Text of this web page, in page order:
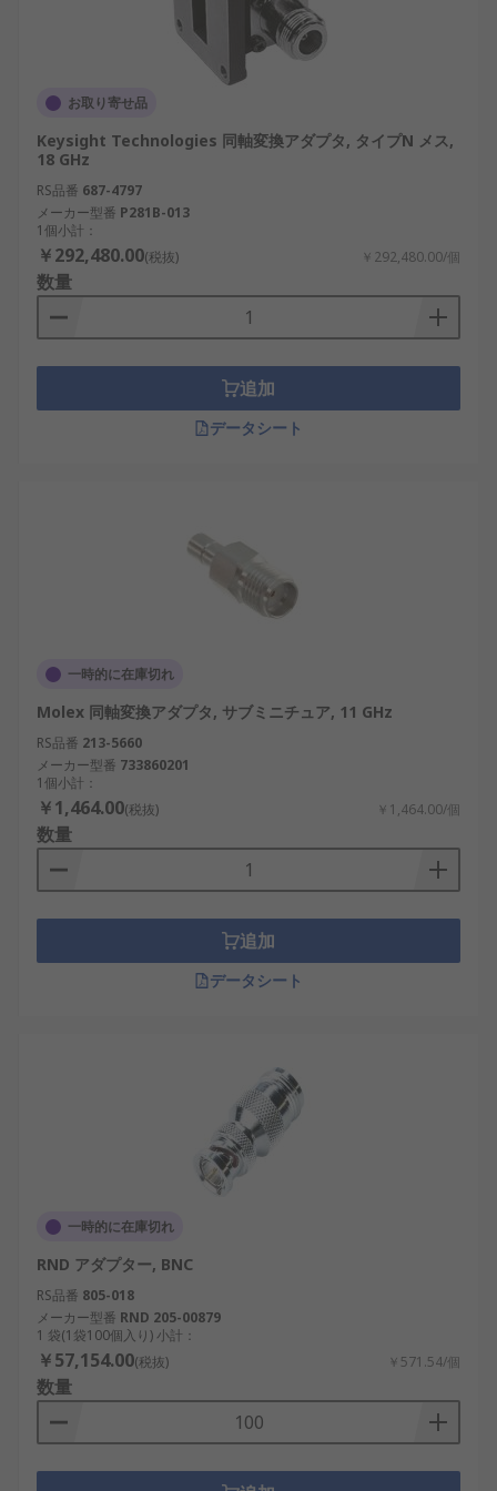
お取り寄せ品
Keysight Technologies 同軸変換アダプタ, タイプN メス,
18 GHz
RS品番 687-4797
メーカー型番 P281B-013
1個小計：
￥292,480.00(税抜) ￥292,480.00/個
数量
追加
データシート
一時的に在庫切れ
Molex 同軸変換アダプタ, サブミニチュア, 11 GHz
RS品番 213-5660
メーカー型番 733860201
1個小計：
￥1,464.00(税抜) ￥1,464.00/個
数量
追加
データシート
一時的に在庫切れ
RND アダプター, BNC
RS品番 805-018
メーカー型番 RND 205-00879
1 袋(1袋100個入り) 小計：
￥57,154.00(税抜) ￥571.54/個
数量